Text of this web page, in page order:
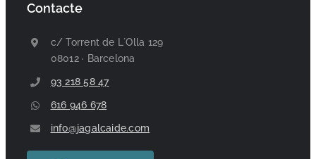
Contacte
c/ Torrent de L´Olla 129
08012 · Barcelona
93 218 58 47
616 946 678
info@jagalcaide.com